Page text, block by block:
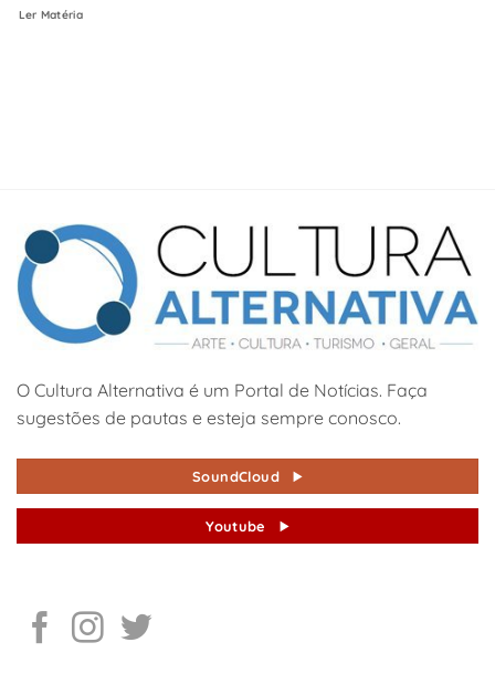
Ler Matéria
O Cultura Alternativa é um Portal de Notícias. Faça
sugestões de pautas e esteja sempre conosco.
SoundCloud
Youtube